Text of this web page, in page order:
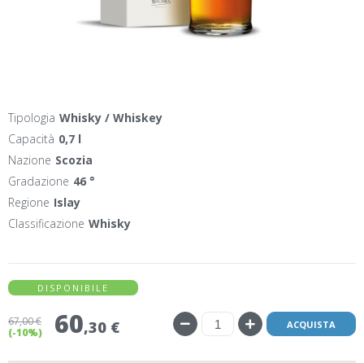
Tipologia Whisky / Whiskey
Capacità 0,7 l
Nazione Scozia
Gradazione 46 °
Regione Islay
Classificazione Whisky
DISPONIBILE
67,00 €
(-10%)
60,30 € ACQUISTA